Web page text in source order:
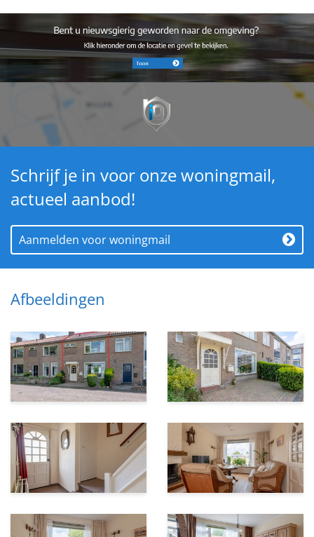
Schrijf je in voor onze woningmail,
actueel aanbod!
Aanmelden voor woningmail
Afbeeldingen